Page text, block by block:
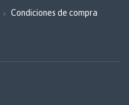
Condiciones de compra